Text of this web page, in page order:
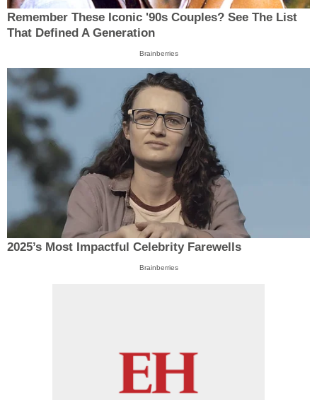
Remember These Iconic '90s Couples? See The List
That Defined A Generation
Brainberries
2025’s Most Impactful Celebrity Farewells
Brainberries